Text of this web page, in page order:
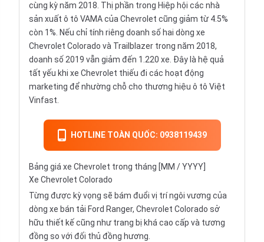
cùng kỳ năm 2018. Thị phần trong Hiệp hội các nhà
sản xuất ô tô VAMAcủa Chevrolet cũng giảm từ 4.5%
còn 1%. Nếu chỉ tính riêng doanh số hai dòng xe
Chevrolet Colorado và Trailblazer trong năm 2018,
doanh số 2019 vẫn giảm đến 1.220 xe. Đây là hệ quả
tất yếu khi xe Chevrolet thiếu đi các hoạt động
marketing để nhường chỗ cho thương hiệu ô tô Việt
Vinfast.
HOTLINE TOÀN QUỐC: 0938119439
Bảng giá xe Chevrolet trong tháng [MM / YYYY]
Xe Chevrolet Colorado
Từng được kỳ vọng sẽ bám đuổi vị trí ngôi vương của
dòng xe bán tải Ford Ranger, Chevrolet Colorado sở
hữu thiết kế cũng như trang bị khá cao cấp và tương
đồng so với đối thủ đồng hương.